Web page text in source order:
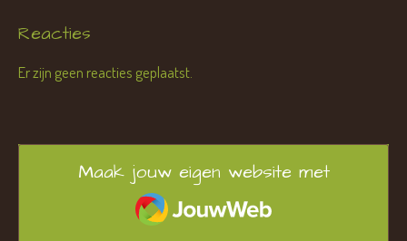
Reacties
Er zijn geen reacties geplaatst.
Maak jouw eigen website met
JouwWeb